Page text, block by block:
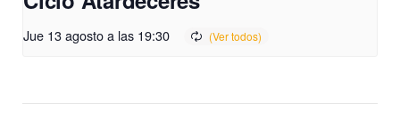
Jue 13 agosto a las 19:30